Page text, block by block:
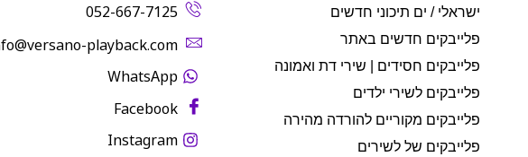
ישראלי / ים תיכוני חדשים
פלייבקים חדשים באתר
פלייבקים חסידים | שירי דת ואמונה
פלייבקים לשירי ילדים
פלייבקים מקוריים להורדה מהירה
פלייבקים של לשירים
052-667-7125
playback.com‬
WhatsApp
Facebook
Instagram